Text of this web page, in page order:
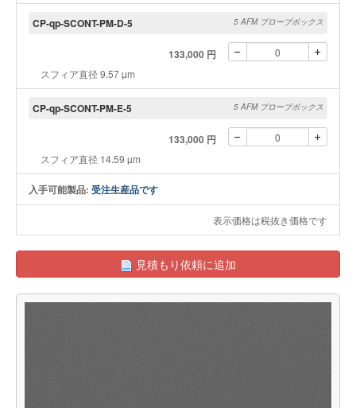
CP-qp-SCONT-PM-D-5 5 AFM プローブボックス
133,000 円
スフィア直径 9.57 µm
CP-qp-SCONT-PM-E-5 5 AFM プローブボックス
133,000 円
スフィア直径 14.59 µm
入手可能製品: 受注生産品です
表示価格は税抜き価格です
見積もり依頼に追加